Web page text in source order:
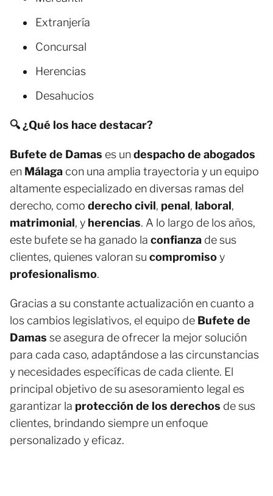
Extranjería
Concursal
Herencias
Desahucios
🔍 ¿Qué los hace destacar?
Bufete de Damas es un despacho de abogados
en Málaga con una amplia trayectoria y un equipo
altamente especializado en diversas ramas del
derecho, como derecho civil, penal, laboral,
matrimonial, y herencias. A lo largo de los años,
este bufete se ha ganado la confianza de sus
clientes, quienes valoran su compromisoy
profesionalismo.
Gracias a su constante actualización en cuanto a
los cambios legislativos, el equipo de Bufete de
Damas se asegura de ofrecer la mejor solución
para cada caso, adaptándose a las circunstancias
y necesidades específicas de cada cliente. El
principal objetivo de su asesoramiento legal es
garantizar la protección de los derechos de sus
clientes, brindando siempre un enfoque
personalizado y eficaz.